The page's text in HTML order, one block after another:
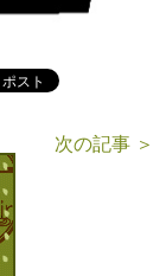
次の記事 ＞